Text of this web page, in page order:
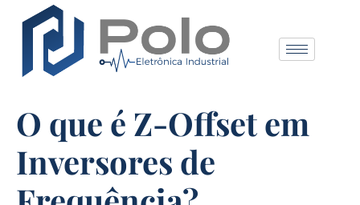
O que é Z-Offset em
Inversores de